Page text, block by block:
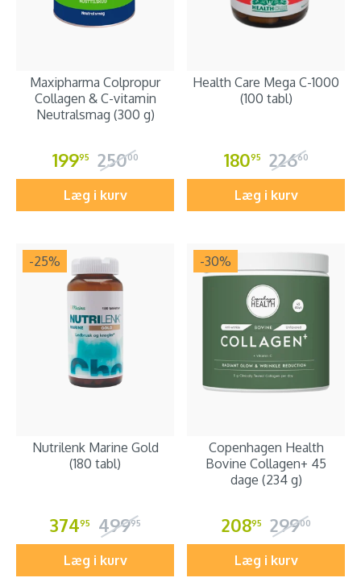
Maxipharma Colpropur
Collagen & C-vitamin
Neutralsmag (300 g)
19995 25000
Læg i kurv
Health Care Mega C-1000
(100 tabl)
18095 22660
Læg i kurv
-25%
Nutrilenk Marine Gold
(180 tabl)
37495 49995
Læg i kurv
-30%
Copenhagen Health
Bovine Collagen+ 45
dage (234 g)
20895 29900
Læg i kurv